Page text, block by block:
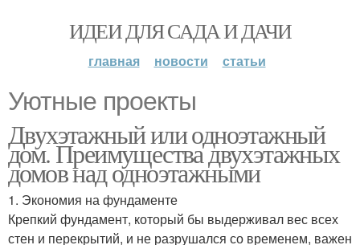
ИДЕИ ДЛЯ САДА И ДАЧИ
главная новости статьи
Уютные проекты
Двухэтажный или одноэтажный
дом. Преимущества двухэтажных
домов над одноэтажными
1. Экономия на фундаменте
Крепкий фундамент, который бы выдерживал вес всех
стен и перекрытий, и не разрушался со временем, важен